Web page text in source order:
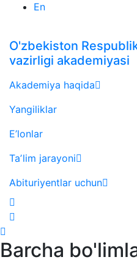
En
O'zbekiston
vazirligi akademiyasi
Akademiya haqida
Yangiliklar
E’lonlar
Taʼlim jarayoni
Abituriyentlar uchun
Barcha